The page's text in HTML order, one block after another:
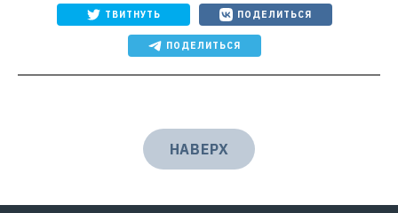
ТВИТНУТЬ ПОДЕЛИТЬСЯ
ПОДЕЛИТЬСЯ
НАВЕРХ